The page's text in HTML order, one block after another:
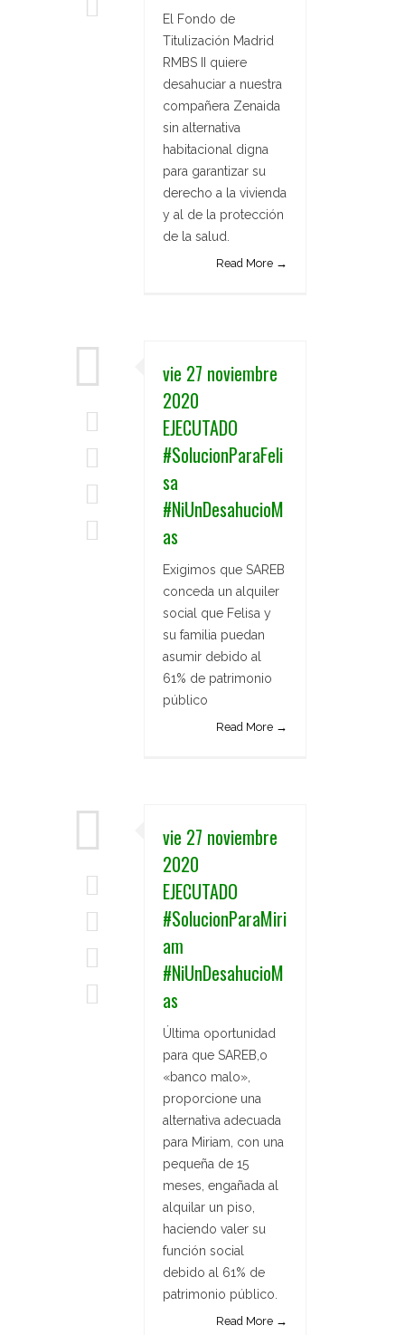
El Fondo de
Titulización Madrid
RMBS II quiere
desahuciar a nuestra
compañera Zenaida
sin alternativa
habitacional digna
para garantizar su
derecho a la vivienda
y al de la protección
de la salud.
Read More →
vie 27 noviembre
2020
EJECUTADO
#SolucionParaFeli
sa
#NiUnDesahucioM
as
Exigimos que SAREB
conceda un alquiler
social que Felisa y
su familia puedan
asumir debido al
61% de patrimonio
público
Read More →
vie 27 noviembre
2020
EJECUTADO
#SolucionParaMiri
am
#NiUnDesahucioM
as
Última oportunidad
para que SAREB,o
«banco malo»,
proporcione una
alternativa adecuada
para Miriam, con una
pequeña de 15
meses, engañada al
alquilar un piso,
haciendo valer su
función social
debido al 61% de
patrimonio público.
Read More →